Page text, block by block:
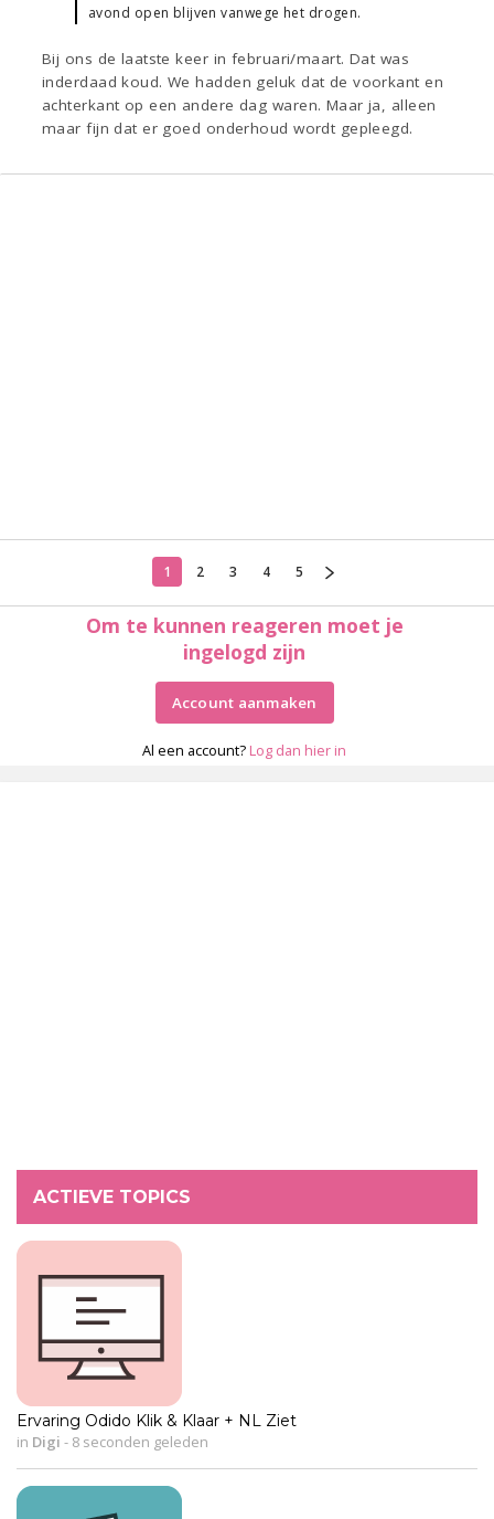
avond open blijven vanwege het drogen.
Bij ons de laatste keer in februari/maart. Dat was
inderdaad koud. We hadden geluk dat de voorkant en
achterkant op een andere dag waren. Maar ja, alleen
maar fijn dat er goed onderhoud wordt gepleegd.
1 2 3 4 5
Om te kunnen reageren moet je
ingelogd zijn
Account aanmaken
Al een account? Log dan hier in
ACTIEVE TOPICS
Ervaring Odido Klik & Klaar + NL Ziet
in Digi - 8 seconden geleden